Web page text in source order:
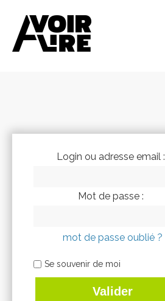
Login ou adresse email :
Mot de passe :
mot de passe oublié ?
Se souvenir de moi